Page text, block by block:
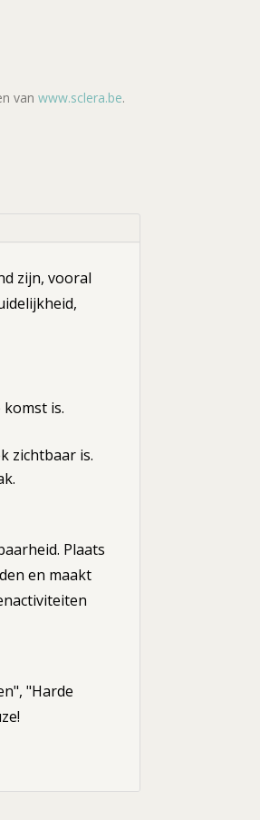
van www.sclera.be.
zijn, vooral
is.
zichtbaar is.
Plaats
en maakt
"Harde